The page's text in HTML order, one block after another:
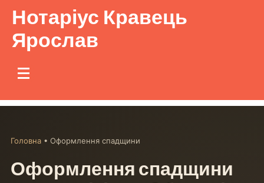
Нотаріус Кравець
Ярослав
Головна• Оформлення спадщини
Оформлення спадщини